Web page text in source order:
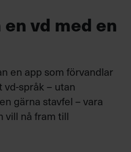
vd med en
en app som förvandlar
språk – utan
gärna stavfel – vara
vill nå fram till